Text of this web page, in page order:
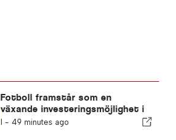
Fotboll framstår som en
växande investeringsmöjlighet i
hela Europa
I - 49 minutes ago